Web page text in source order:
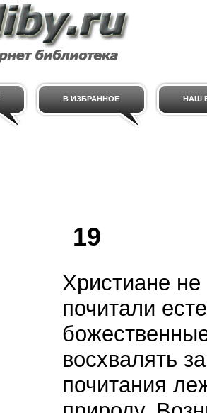
В ИЗБРАННОЕ НАШ
19
Христиане не
почитали
восхвалять
почитания